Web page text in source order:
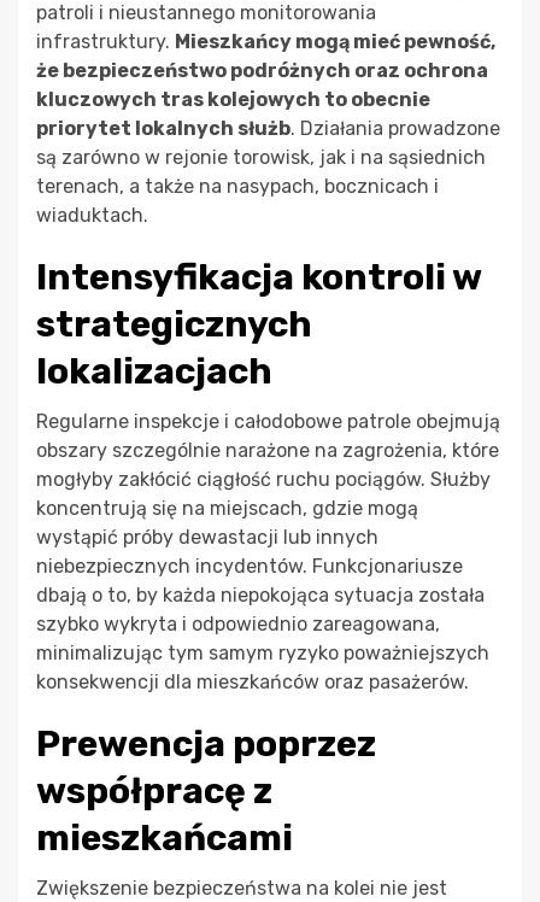
patroli i nieustannego monitorowania
infrastruktury. Mieszkańcy mogą mieć pewność,
że bezpieczeństwo podróżnych oraz ochrona
kluczowych tras kolejowych to obecnie
priorytet lokalnych służb. Działania prowadzone
są zarówno w rejonie torowisk, jak i na sąsiednich
terenach, a także na nasypach, bocznicach i
wiaduktach.
Intensyfikacja kontroli w
strategicznych
lokalizacjach
Regularne inspekcje i całodobowe patrole obejmują
obszary szczególnie narażone na zagrożenia, które
mogłyby zakłócić ciągłość ruchu pociągów. Służby
koncentrują się na miejscach, gdzie mogą
wystąpić próby dewastacji lub innych
niebezpiecznych incydentów. Funkcjonariusze
dbają o to, by każda niepokojąca sytuacja została
szybko wykryta i odpowiednio zareagowana,
minimalizując tym samym ryzyko poważniejszych
konsekwencji dla mieszkańców oraz pasażerów.
Prewencja poprzez
współpracę z
mieszkańcami
Zwiększenie bezpieczeństwa na kolei nie jest